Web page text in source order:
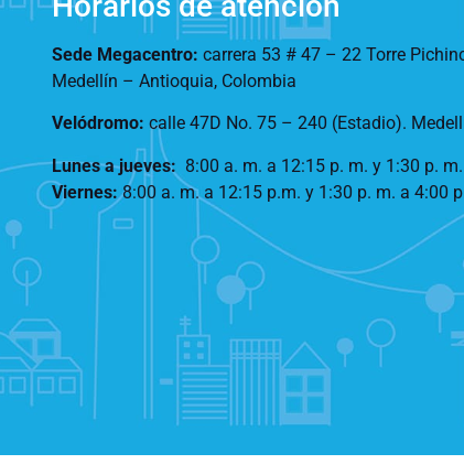
Sede Megacentro: carrera 53 # 47 – 22 Torre
Medellín – Antioquia, Colombia
Velódromo: calle 47D No. 75 – 240 (Estadio).
Lunes a jueves: 8:00 a. m. a 12:15 p. m. y 1:30 p.
Viernes:8:00 a. m. a 12:15 p.m. y 1:30 p. m. a 4:00